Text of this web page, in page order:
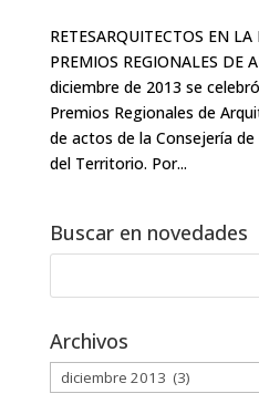
RETESARQUITECTOS EN
PREMIOS REGIONALES DE
diciembre de 2013 se
Premios Regionales de
de actos de la Consejería
del Territorio. Por...
Buscar en novedades
Archivos
Archivos